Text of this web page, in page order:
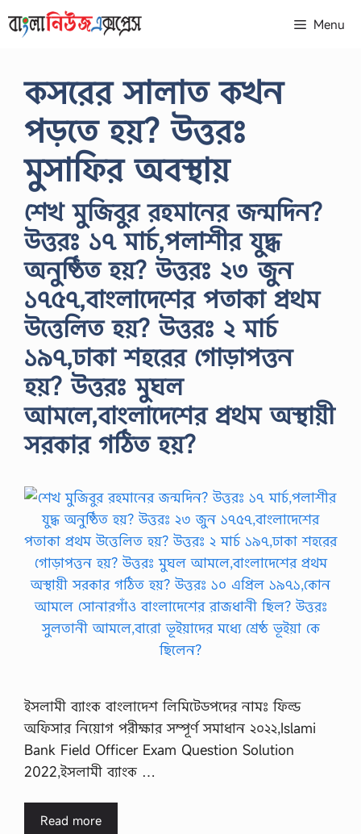
to
Menu
কসরের সালাত কখন
পড়তে হয়? উত্তরঃ
মুসাফির অবস্থায়
শেখ মুজিবুর রহমানের জন্মদিন?
উত্তরঃ ১৭ মার্চ,পলাশীর যুদ্ধ
অনুষ্ঠিত হয়? উত্তরঃ ২৩ জুন
১৭৫৭,বাংলাদেশের পতাকা প্রথম
উত্তেলিত হয়? উত্তরঃ ২ মার্চ
১৯৭,ঢাকা শহরের গোড়াপত্তন
হয়? উত্তরঃ মুঘল
আমলে,বাংলাদেশের প্রথম অস্থায়ী
সরকার গঠিত হয়?
ইসলামী ব্যাংক বাংলাদেশ লিমিটেডপদের নামঃ ফিল্ড
অফিসার নিয়োগ পরীক্ষার সম্পূর্ণ সমাধান ২০২২,Islami
Bank Field Officer Exam Question Solution
2022,ইসলামী ব্যাংক …
Read more